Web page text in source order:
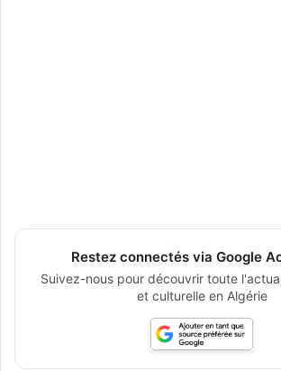
Restez connectés via Google
Suivez-nous pour découvrir toute
et culturelle en Algérie